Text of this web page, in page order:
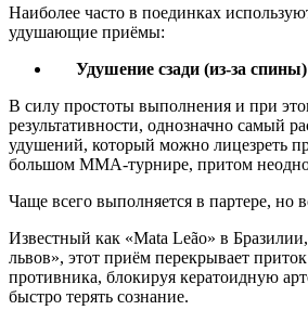
Наиболее часто в поединках
удушающие приёмы:
Удушение сзади (из-за
В силу простоты выполнения и при
результативности, однозначно самый
удушений, который можно лицезреть
большом ММА-турнире, притом
Чаще всего выполняется в партере, но
Известный как «Mata Leão» в
львов», этот приём перекрывает
противника, блокируя кератоидную
быстро терять сознание.